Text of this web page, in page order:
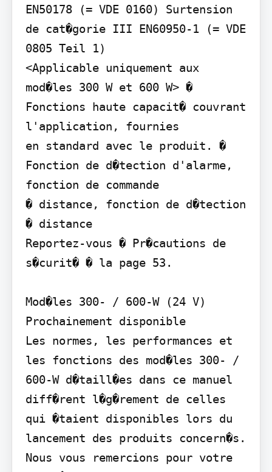
EN50178 (= VDE 0160) Surtension
de cat�gorie III EN60950-1 (= VDE
0805 Teil 1)
<Applicable uniquement aux
mod�les 300 W et 600 W> �
Fonctions haute capacit� couvrant
l'application, fournies
en standard avec le produit. �
Fonction de d�tection d'alarme,
fonction de commande
� distance, fonction de d�tection
� distance
Reportez-vous � Pr�cautions de
s�curit� � la page 53.
Mod�les 300- / 600-W (24 V)
Prochainement disponible
Les normes, les performances et
les fonctions des mod�les 300- /
600-W d�taill�es dans ce manuel
diff�rent l�g�rement de celles
qui �taient disponibles lors du
lancement des produits concern�s.
Nous vous remercions pour votre